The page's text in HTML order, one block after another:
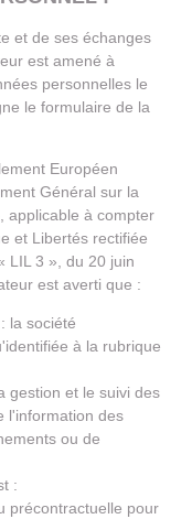
et de ses échanges
est amené à
personnelles le
le formulaire de la
Européen
Général sur la
applicable à compter
et Libertés rectifiée
LIL 3 », du 20 juin
est averti que :
la société
à la rubrique
gestion et le suivi des
l'information des
ou de
:
précontractuelle pour